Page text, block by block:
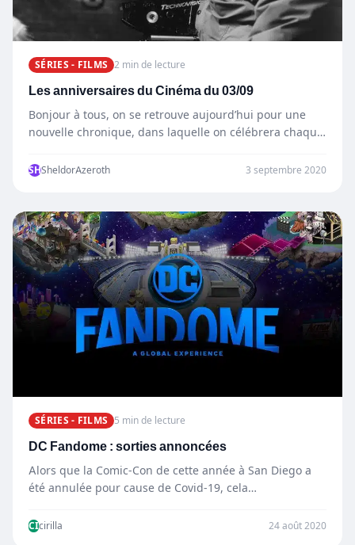
SÉRIES - FILMS 2 min de lecture
Les anniversaires du Cinéma du 03/09
Bonjour à tous, on se retrouve aujourd’hui pour une
nouvelle chronique, dans laquelle on célébrera chaque
SHSheldorAzeroth 3 septembre 2020
SÉRIES - FILMS 5 min de lecture
DC Fandome : sorties annoncées
Alors que la Comic-Con de cette année à San Diego a
été annulée pour cause de Covid-19, cela…
CIcirilla 24 août 2020